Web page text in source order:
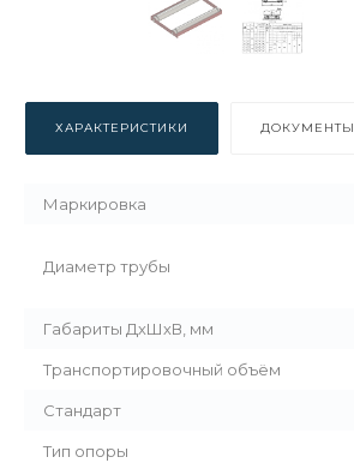
ХАРАКТЕРИСТИКИ ДОКУМЕНТЫ
Маркировка
Диаметр трубы
Габариты ДхШхВ, мм
Транспортировочный объём
Стандарт
Тип опоры